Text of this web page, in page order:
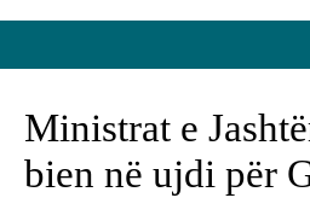
Ministrat e
bien në ujdi për